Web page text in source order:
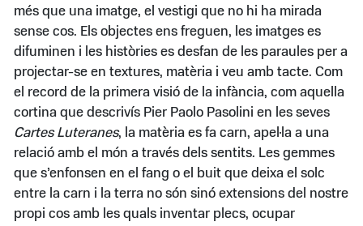
més que una imatge, el vestigi que no hi ha mirada
sense cos. Els objectes ens freguen, les imatges es
difuminen i les històries es desfan de les paraules per a
projectar-se en textures, matèria i veu amb tacte. Com
el record de la primera visió de la infància, com aquella
cortina que descrivís Pier Paolo Pasolini en les seves
Cartes Luteranes, la matèria es fa carn, apel·la a una
relació amb el món a través dels sentits. Les gemmes
que s’enfonsen en el fang o el buit que deixa el solc
entre la carn i la terra no són sinó extensions del nostre
propi cos amb les quals inventar plecs, ocupar